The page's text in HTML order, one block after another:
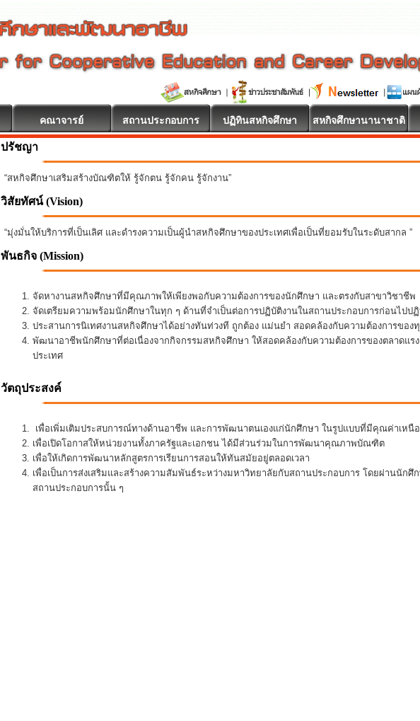
คณาจารย์ สถานประกอบการ ปฏิทินสหกิจศึกษา สหกิจศึกษานานาชาติ
ปรัชญา
“สหกิจศึกษาเสริมสร้างบัณฑิตให้ รู้จักตน รู้จักคน รู้จักงาน”
วิสัยทัศน์ (Vision)
“มุ่งมั่นให้บริการที่เป็นเลิศ และดำรงความเป็นผู้นำสหกิจศึกษาของประเทศเพื่อเป็นที่ยอมรับในระดับสากล ”
พันธกิจ (Mission)
จัดหางานสหกิจศึกษาที่มีคุณภาพให้เพียงพอกับความต้องการของนักศึกษา และตรงกับสาขาวิชาชีพ
จัดเตรียมความพร้อมนักศึกษาในทุก ๆ ด้านที่จำเป็นต่อการปฏิบัติงานในสถานประกอบการก่อนไปป
ประสานการนิเทศงานสหกิจศึกษาได้อย่างทันท่วงที ถูกต้อง แม่นยำ สอดคล้องกับความต้องการของ
พัฒนาอาชีพนักศึกษาที่ต่อเนื่องจากกิจกรรมสหกิจศึกษา ให้สอดคล้องกับความต้องการของตลาดแรง
ประเทศ
วัตถุประสงค์
เพื่อเพิ่มเติมประสบการณ์ทางด้านอาชีพ และการพัฒนาตนเองแก่นักศึกษา ในรูปแบบที่มีคุณค่าเหนื
เพื่อเปิดโอกาสให้หน่วยงานทั้งภาครัฐและเอกชน ได้มีส่วนร่วมในการพัฒนาคุณภาพบัณฑิต
เพื่อให้เกิดการพัฒนาหลักสูตรการเรียนการสอนให้ทันสมัยอยู่ตลอดเวลา
เพื่อเป็นการส่งเสริมและสร้างความสัมพันธ์ระหว่างมหาวิทยาลัยกับสถานประกอบการ โดยผ่านนัก
สถานประกอบการนั้น ๆ